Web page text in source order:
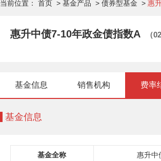
当前位置： 首页 > 基金产品 > 债券型基金 > 惠
惠升中债7-10年政金债指数A （
基金信息 销售机构 费率
基金信息
基金全称 惠升中